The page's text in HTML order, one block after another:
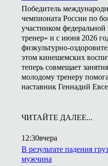
Победитель
чемпионата России по
участником
тренер» и с июня 2026
физкультурно-
этом кинешемских
теперь совмещает
молодому тренеру
наставник Геннадий
ЧИТАЙТЕ ДАЛЕЕ...
12:30вчера
В результате падения
мужчина